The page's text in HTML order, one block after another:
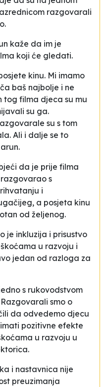
icom razgovarali
kaže da im je
koji će gledati.
kinu. Mi imamo
baš najbolje i ne
tog filma djeca su mu
su ga.
su s tom
Ali i dalje se to
.
da je prije filma
s
i
a posjeta kinu
od željenog.
je inkluzija i prisustvo
u razvoju i
jedan od razloga za
s rukovodstvom
smo o
da odvedemo djecu
pozitivne efekte
u razvoju u
i nastavnica nije
preuzimanja